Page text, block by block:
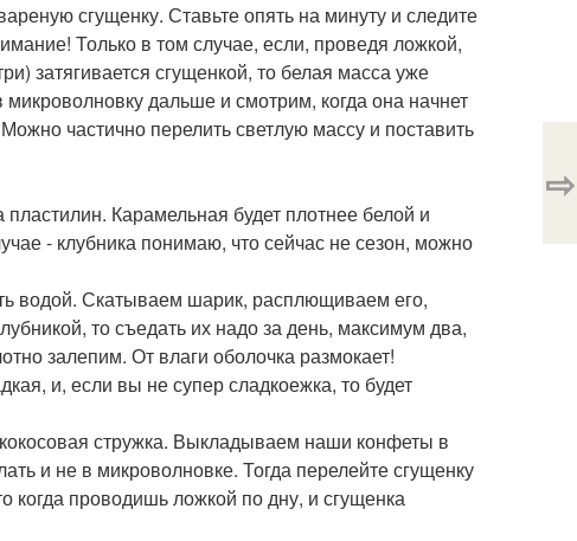
сгущенку. Ставьте опять на минуту и следите
Только в том случае, если, проведя ложкой,
затягивается сгущенкой, то белая масса уже
дальше и смотрим, когда она начнет
частично перелить светлую массу и поставить
Карамельная будет плотнее белой и
- клубника понимаю, что сейчас не сезон, можно
водой. Скатываем шарик, расплющиваем его,
то съедать их надо за день, максимум два,
залепим. От влаги оболочка размокает!
и, если вы не супер сладкоежка, то будет
стружка. Выкладываем наши конфеты в
и не в микроволновке. Тогда перелейте сгущенку
когда проводишь ложкой по дну, и сгущенка
⇨